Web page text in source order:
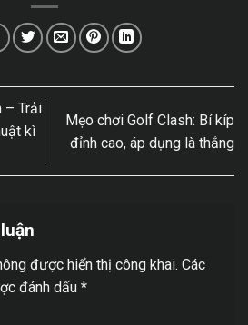
– Trải
kì
Mẹo chơi Golf Clash: Bí kíp
đỉnh cao, áp dụng là thắng
được hiển thị công khai. Các
đánh dấu *